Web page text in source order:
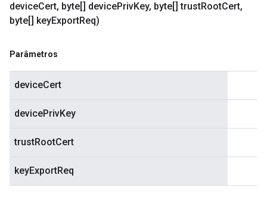
deviceCert, byte[] devicePrivKey, byte[] trustRootCert,
byte[] keyExportReq)
Parâmetros
deviceCert
devicePrivKey
trustRootCert
keyExportReq